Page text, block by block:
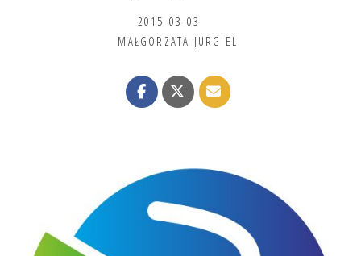
2015-03-03
MAŁGORZATA JURGIEL